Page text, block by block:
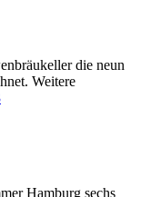
die neun
Weitere
Hamburg sechs